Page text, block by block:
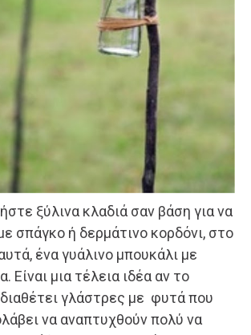
ξύλινα κλαδιά σαν βάση για να
σπάγκο ή δερμάτινο κορδόνι, στο
ένα γυάλινο μπουκάλι με
Είναι μια τέλεια ιδέα αν το
γλάστρες με φυτά που
να αναπτυχθούν πολύ να